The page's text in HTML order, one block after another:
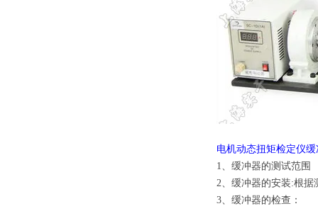
电机动态扭矩检定仪缓
1、缓冲器的测试范围
2、缓冲器的安装:根据
3、缓冲器的检查：